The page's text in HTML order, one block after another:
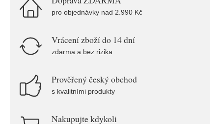
pro objednávky nad 2.990 Kč
Vrácení zboží do 14 dní
zdarma a bez rizika
Prověřený český obchod
s kvalitními produkty
Nakupujte kdykoli